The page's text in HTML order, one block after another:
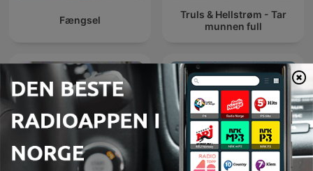
Fængsel
Truls & Hellstrøm - Tar
munnen full